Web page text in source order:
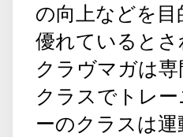
の向上などを
優れているとさ
クラヴマガは
クラスでトレ
ーのクラスは